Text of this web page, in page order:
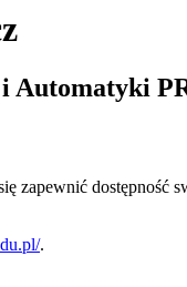
Automatyki
zapewnić dostępność
.